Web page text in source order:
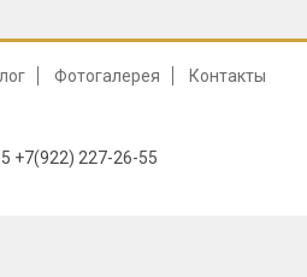
Фотогалерея Контакты
55 +7(922) 227-26-55